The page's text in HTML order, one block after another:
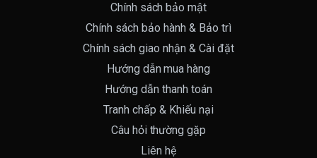
Chính sách bảo mật
Chính sách bảo hành & Bảo trì
Chính sách giao nhận & Cài đặt
Hướng dẫn mua hàng
Hướng dẫn thanh toán
Tranh chấp & Khiếu nại
Câu hỏi thường gặp
Liên hệ